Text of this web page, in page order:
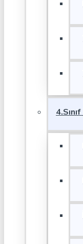
4.Sınıf